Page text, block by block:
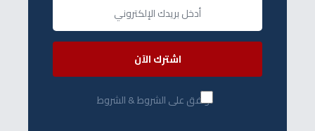
اشترك الآن
أوافق على الشروط & الشروط